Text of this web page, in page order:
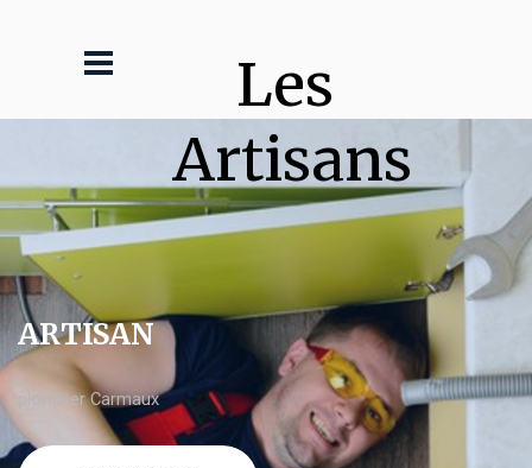
Les
Artisans
ARTISAN
plombier Carmaux